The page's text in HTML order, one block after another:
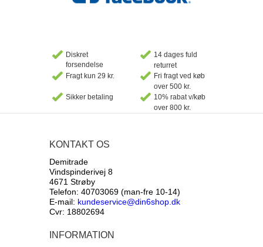
Diskret
forsendelse
14 dages fuld
returret
Fragt kun 29 kr.
Fri fragt ved køb
over 500 kr.
Sikker betaling
10% rabat v/køb
over 800 kr.
KONTAKT OS
Demitrade
Vindspinderivej 8
4671 Strøby
Telefon: 40703069 (man-fre 10-14)
E-mail: kundeservice@din6shop.dk
Cvr: 18802694
INFORMATION